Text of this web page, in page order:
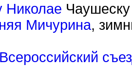
Николае
Мичурина,